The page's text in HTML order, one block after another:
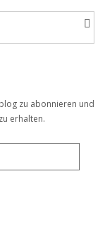
zu abonnieren und
erhalten.